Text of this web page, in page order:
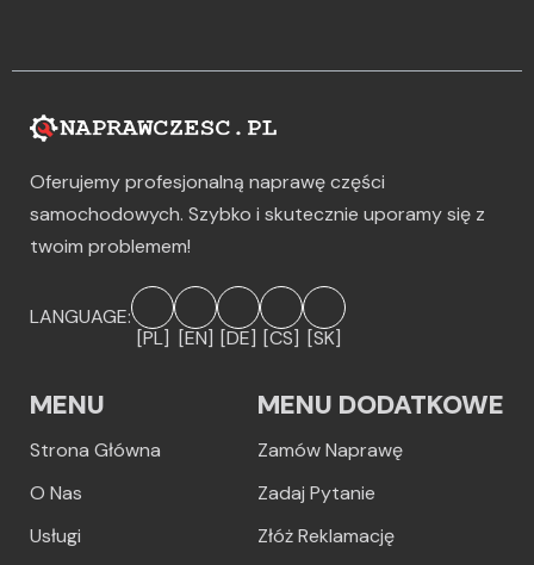
Oferujemy profesjonalną naprawę części
samochodowych. Szybko i skutecznie uporamy się z
twoim problemem!
LANGUAGE:
[PL] [EN] [DE] [CS] [SK]
MENU
Strona Główna
O Nas
Usługi
MENU DODATKOWE
Zamów Naprawę
Zadaj Pytanie
Złóż Reklamację